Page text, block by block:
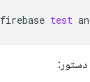
firebase test